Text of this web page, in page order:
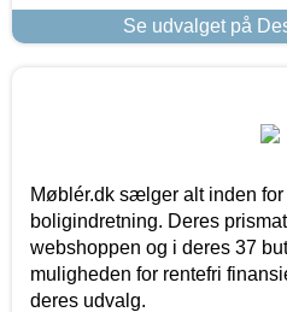
Se udvalget på
Møblér.dk sælger alt inden
boligindretning. Deres
webshoppen og i deres 37
muligheden for rentefri
deres udvalg.